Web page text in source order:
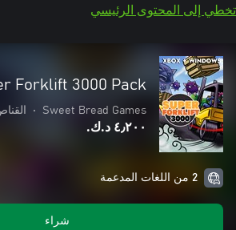
تخطي إلى المحتوى الرئيسي
Forklift 3000 Pack
Sweet Bread Games
•
٤٫٢٠٠ د.ك.‏
2 من اللغات المدعمة
شراء